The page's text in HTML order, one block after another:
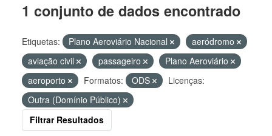
1 conjunto de dados encontrado
Etiquetas: Plano Aeroviário Nacional
aeródromo
aviação civil
passageiro
Plano Aeroviário
aeroporto
Formatos: ODS
Licenças:
Outra (Domínio Público)
Filtrar Resultados